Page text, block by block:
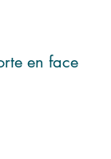
en face